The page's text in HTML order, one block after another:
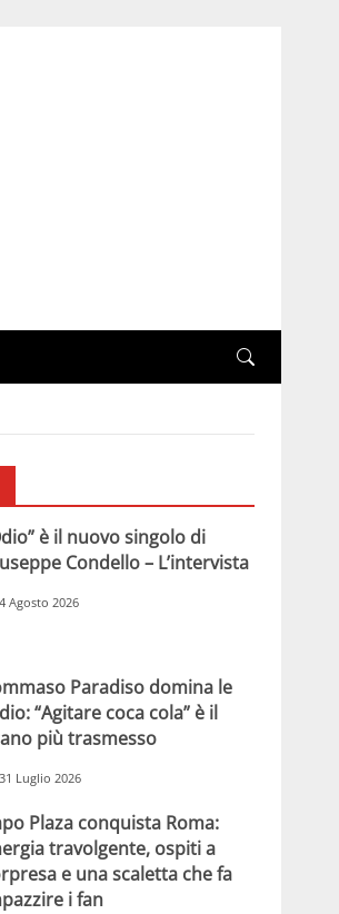
è il nuovo singolo di
Condello – L’intervista
4 Agosto 2026
Paradiso domina le
“Agitare coca cola” è il
più trasmesso
31 Luglio 2026
Plaza conquista Roma:
travolgente, ospiti a
e una scaletta che fa
i fan